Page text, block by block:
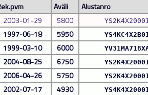
Aväli Alustanro
2003-01-29 5800
1997-06-18 5950
1999-03-10 6000
2004-08-25 6750
2006-04-26 5750
2002-07-17 4930